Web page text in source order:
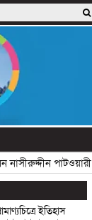
পাটওয়ারী» «
ইতিহাস